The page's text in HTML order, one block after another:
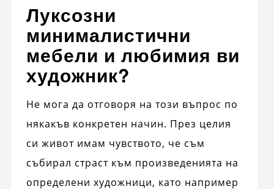
Луксозни
минималистични
мебели и любимия ви
художник?
Не мога да отговоря на този въпрос по
някакъв конкретен начин. През целия
си живот имам чувството, че съм
събирал страст към произведенията на
определени художници, като например